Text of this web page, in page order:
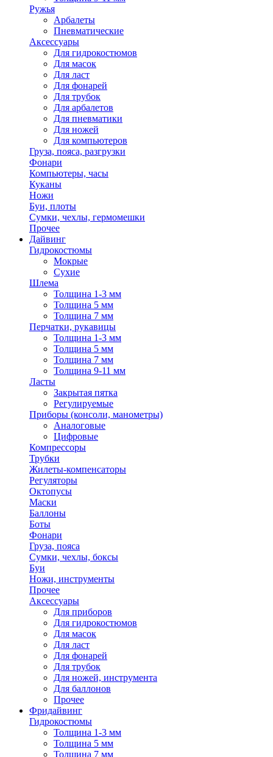
Ружья
Арбалеты
Пневматические
Аксессуары
Для гидрокостюмов
Для масок
Для ласт
Для фонарей
Для трубок
Для арбалетов
Для пневматики
Для ножей
Для компьютеров
Груза, пояса, разгрузки
Фонари
Компьютеры, часы
Куканы
Ножи
Буи, плоты
Сумки, чехлы, гермомешки
Прочее
Дайвинг
Гидрокостюмы
Мокрые
Сухие
Шлема
Толщина 1-3 мм
Толщина 5 мм
Толщина 7 мм
Перчатки, рукавицы
Толщина 1-3 мм
Толщина 5 мм
Толщина 7 мм
Толщина 9-11 мм
Ласты
Закрытая пятка
Регулируемые
Приборы (консоли, манометры)
Аналоговые
Цифровые
Компрессоры
Трубки
Жилеты-компенсаторы
Регуляторы
Октопусы
Маски
Баллоны
Боты
Фонари
Груза, пояса
Сумки, чехлы, боксы
Буи
Ножи, инструменты
Прочее
Аксессуары
Для приборов
Для гидрокостюмов
Для масок
Для ласт
Для фонарей
Для трубок
Для ножей, инструмента
Для баллонов
Прочее
Фридайвинг
Гидрокостюмы
Толщина 1-3 мм
Толщина 5 мм
Толщина 7 мм